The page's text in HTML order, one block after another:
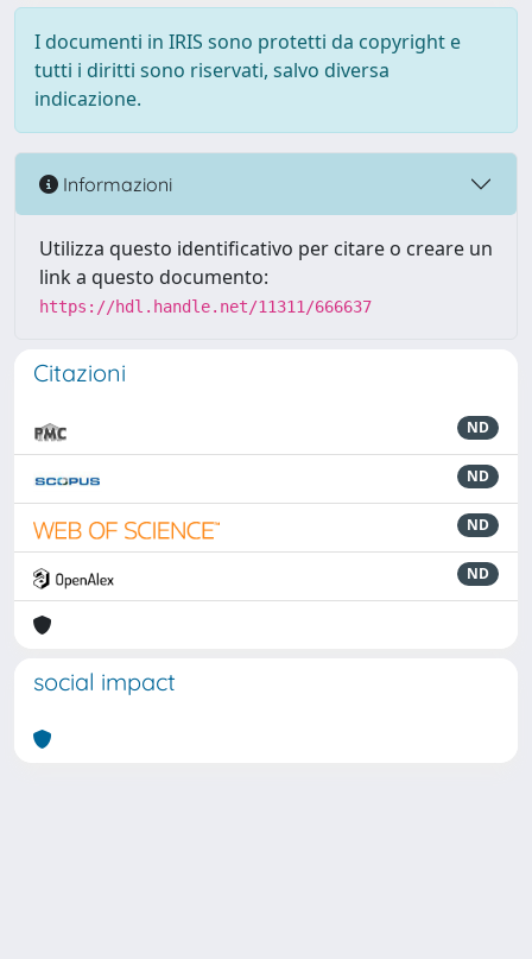
I documenti in IRIS sono protetti da copyright e
tutti i diritti sono riservati, salvo diversa
indicazione.
Informazioni
Utilizza questo identificativo per citare o creare un
link a questo documento:
https://hdl.handle.net/11311/666637
Citazioni
ND
ND
ND
ND
social impact